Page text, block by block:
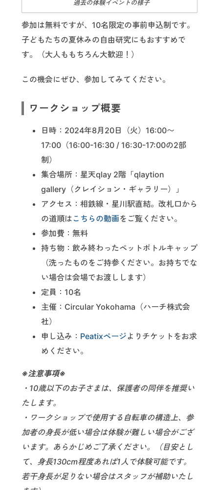
過去の体験イベントの様子
参加は無料ですが、10名限定の事前申込制です。
子どもたちの夏休みの自由研究にもおすすめで
す。（大人ももちろん大歓迎！）
この機会にぜひ、参加してみてください。
ワークショップ概要
日時：2024年8月20日（火）16:00〜
17:00（16:00-16:30 / 16:30-17:00の2部
制）
集合場所：星天qlay 2階「qlaytion
gallery（クレイション・ギャラリー）」
アクセス：相鉄線・星川駅直結。改札口から
の道順は こちらの動画をご覧ください。
参加費：無料
持ち物：飲み終わったペットボトルキャップ
（洗ったものをご持参ください。お持ちでな
い場合は会場でお渡しします）
定員：10名
主催：Circular Yokohama（ハーチ株式会
社）
申し込み： Peatixページよりチケットをお求
めください。
※注意事項※
・10歳以下のお子さまは、保護者の同伴を推奨い
たします。
・ワークショップで使用する自転車の構造上、参
加者の身長が低い場合は体験が難しい場合がござ
います。あらかじめご了承ください。（目安とし
て、身長130cm程度あれば1人で体験可能です。
若干身長が足りない場合はスタッフが補助いたし